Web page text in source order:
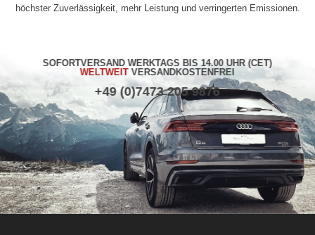
höchster Zuverlässigkeit, mehr Leistung und verringerten Emissionen.
SOFORTVERSAND WERKTAGS BIS 14.00 UHR (CET)
WELTWEITVERSANDKOSTENFREI
+49 (0)7473 205 9876